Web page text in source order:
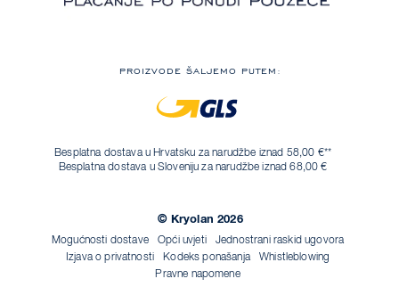
PROIZVODE ŠALJEMO PUTEM:
Besplatna dostava u Hrvatsku za narudžbe iznad 58,00 €**
Besplatna dostava u Sloveniju za narudžbe iznad 68,00 €
© Kryolan 2026
Mogućnosti dostave Opći uvjeti
Jednostrani raskid ugovora
Izjava o privatnosti
Kodeks ponašanja
Whistleblowing
Pravne napomene